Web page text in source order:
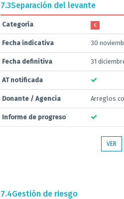
7.3Separación del levante
Categoría C
Fecha indicativa 30
Fecha definitiva 31
AT notificada
Donante / Agencia Arreglos
Informe de progreso
VER
7.4Gestión de riesgo